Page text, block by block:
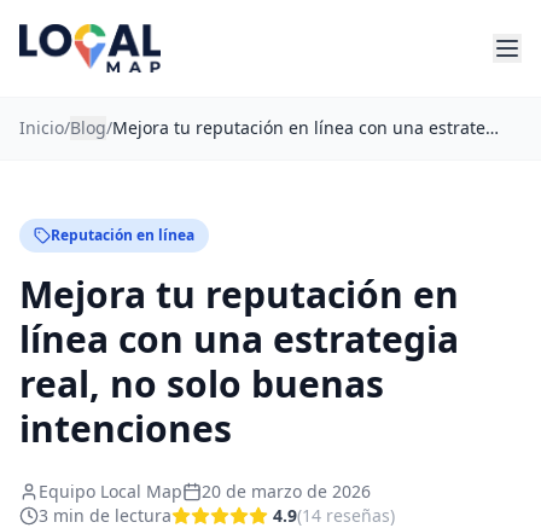
Inicio/Blog/ Mejora tu reputación en línea con una estrategia real, no solo buenas intenciones
Reputación en línea
Mejora tu reputación en
línea con una estrategia
real, no solo buenas
intenciones
Equipo Local Map
20 de marzo de 2026
3 min de lectura 4.9(14 reseñas)